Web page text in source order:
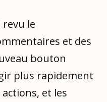
revu le
et des
bouton
plus rapidement
et les